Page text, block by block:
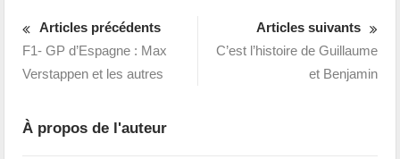
Articles précédents
F1- GP d’Espagne : Max
Verstappen et les autres
Articles suivants
C’est l’histoire de Guillaume
et Benjamin
À propos de l'auteur